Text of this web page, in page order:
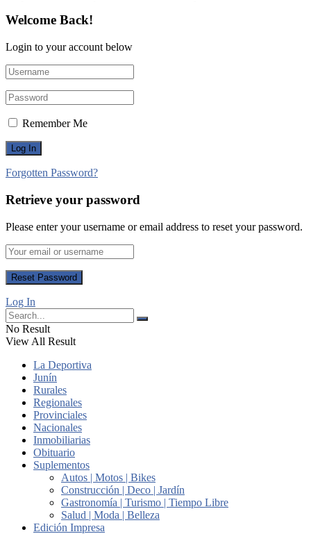
Welcome Back!
Login to your account below
Remember Me
Forgotten Password?
Retrieve your password
Please enter your username or email address to reset your password.
Log In
No Result
View All Result
La Deportiva
Junín
Rurales
Regionales
Provinciales
Nacionales
Inmobiliarias
Obituario
Suplementos
Autos | Motos | Bikes
Construcción | Deco | Jardín
Gastronomía | Turismo | Tiempo Libre
Salud | Moda | Belleza
Edición Impresa